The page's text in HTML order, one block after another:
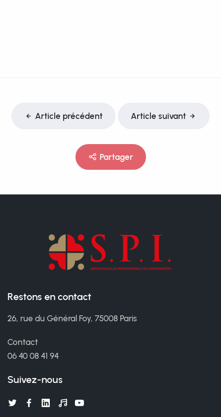
Article précédent Article suivant
Partager
Restons en contact
26, rue du Général Foy, 75008 Paris
Contact
06 40 08 41 94
Suivez-nous